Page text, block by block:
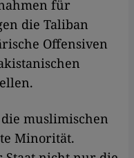
für
die Taliban
Offensiven
muslimischen
Minorität.